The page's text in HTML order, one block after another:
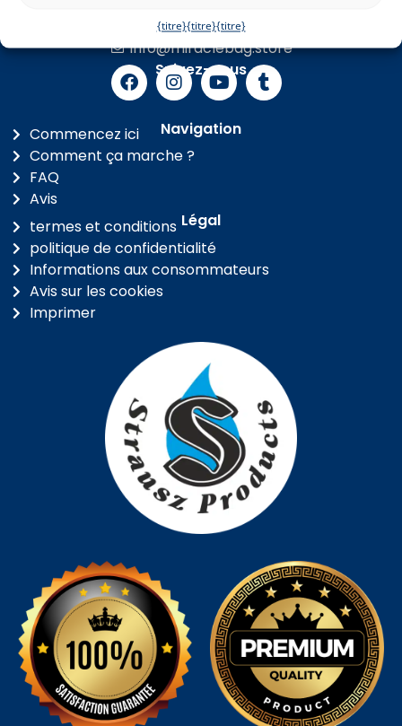
{titre}{titre}{titre}
Entrer en contact
+36 30 3000 858
info@miraclebag.store
Suivez-nous
Navigation
Commencez ici
Comment ça marche ?
FAQ
Avis
Légal
termes et conditions
politique de confidentialité
Informations aux consommateurs
Avis sur les cookies
Imprimer